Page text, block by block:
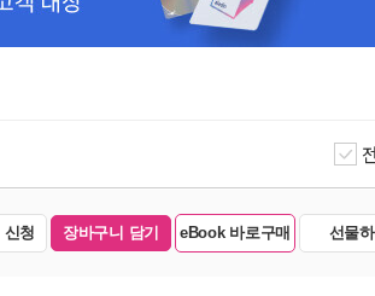
신청 장바구니 담기 eBook 바로구매 선물하